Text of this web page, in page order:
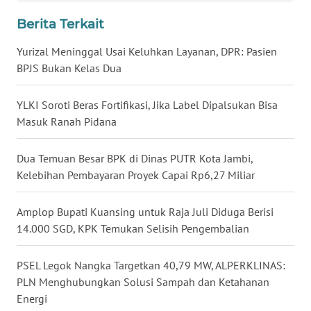
Berita Terkait
Yurizal Meninggal Usai Keluhkan Layanan, DPR: Pasien
BPJS Bukan Kelas Dua
YLKI Soroti Beras Fortifikasi, Jika Label Dipalsukan Bisa
Masuk Ranah Pidana
Dua Temuan Besar BPK di Dinas PUTR Kota Jambi,
Kelebihan Pembayaran Proyek Capai Rp6,27 Miliar
Amplop Bupati Kuansing untuk Raja Juli Diduga Berisi
14.000 SGD, KPK Temukan Selisih Pengembalian
PSEL Legok Nangka Targetkan 40,79 MW, ALPERKLINAS:
PLN Menghubungkan Solusi Sampah dan Ketahanan
Energi
WN
WN
SUMBAR
WN
SUMSEL
WN
BENGKULU
WN
WN